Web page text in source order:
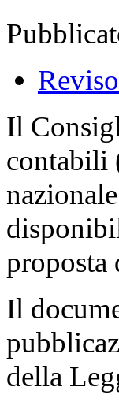
Il
contabili
Il
della